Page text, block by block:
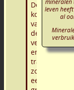
mineralen
leven
al
De
kosten
van
de
verpakking
en
transport
zouden
een